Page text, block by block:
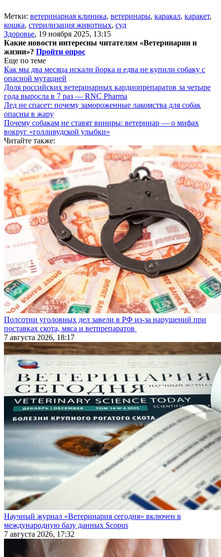
Метки: ветеринарная клиника, ветеринары, каракал, каракет,
кошка, стерилизация животных, суд
Здоровье, 19 ноября 2025, 13:15
Какие новости интересны читателям «Ветеринарии и
жизни»? Пройти опрос
Еще по теме
Как мы два месяца искали йорка и едва не купили собаку с
опасной мутацией
Доля российских ветеринарных кардиопрепаратов за четыре
года выросла в 7 раз — RNC Pharma
Лед не спасет: почему замороженные лакомства для собак
опасны в жару
Почему собакам не ставят виниры: ветеринар — о мифах
вокруг «голливудской улыбки»
Читайте также:
Полсотни уголовных дел завели в РФ из-за нарушений при
поставках скота, мяса и ветпрепаратов
7 августа 2026, 18:17
Научный журнал «Ветеринария сегодня» включен в
международную базу данных Scopus
7 августа 2026, 17:32